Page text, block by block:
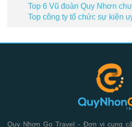
Top 6 Vũ đoàn Quy Nhơn
Top công ty tổ chức sự kiện
Quy Nhơn Go Travel - Đơn vị cung